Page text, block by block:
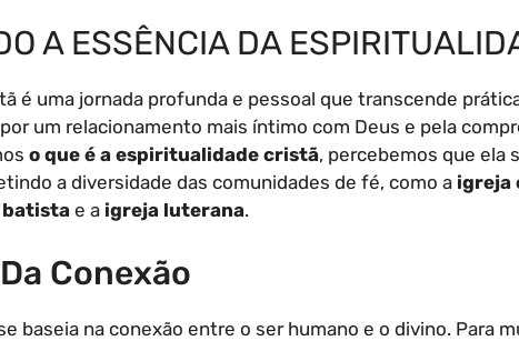
A ESSÊNCIA DA
é uma jornada profunda e pessoal que transcende
um relacionamento mais íntimo com Deus e pela
o que é a espiritualidade cristã, percebemos que ela
a diversidade das comunidades de fé, como a igreja
e a igreja luterana.
Conexão
baseia na conexão entre o ser humano e o divino. Para